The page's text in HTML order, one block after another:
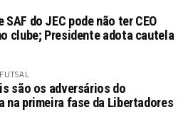
SAF do JEC pode não ter CEO
clube; Presidente adota cautela
são os adversários do
na primeira fase da Libertadores